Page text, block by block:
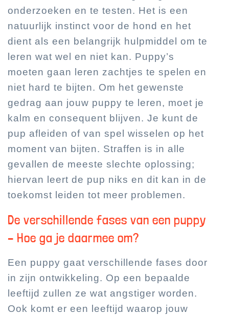
onderzoeken en te testen. Het is een
natuurlijk instinct voor de hond en het
dient als een belangrijk hulpmiddel om te
leren wat wel en niet kan. Puppy’s
moeten gaan leren zachtjes te spelen en
niet hard te bijten. Om het gewenste
gedrag aan jouw puppy te leren, moet je
kalm en consequent blijven. Je kunt de
pup afleiden of van spel wisselen op het
moment van bijten. Straffen is in alle
gevallen de meeste slechte oplossing;
hiervan leert de pup niks en dit kan in de
toekomst leiden tot meer problemen.
De verschillende fases van een puppy
– Hoe ga je daarmee om?
Een puppy gaat verschillende fases door
in zijn ontwikkeling. Op een bepaalde
leeftijd zullen ze wat angstiger worden.
Ook komt er een leeftijd waarop jouw